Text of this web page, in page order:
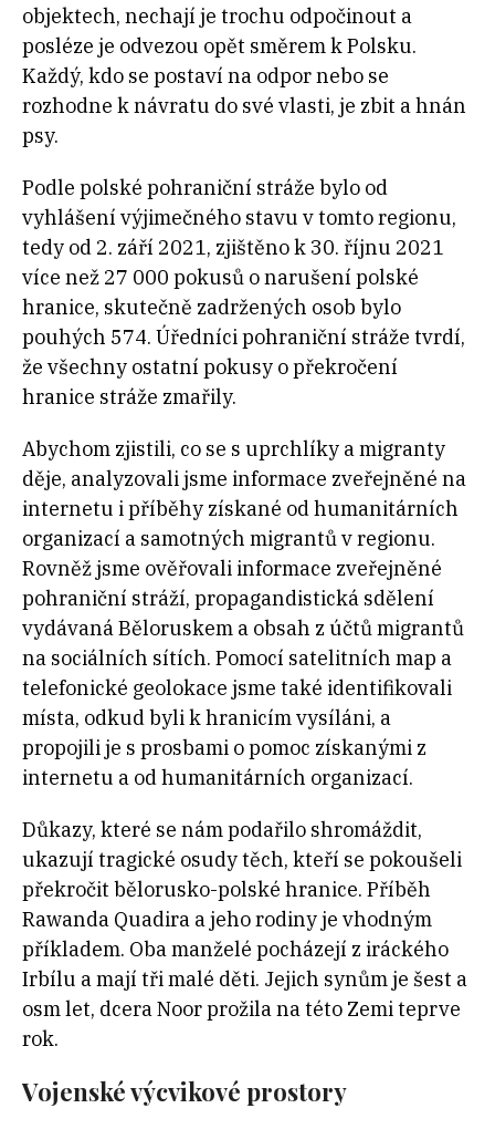
objektech, nechají je trochu odpočinout a
posléze je odvezou opět směrem k Polsku.
Každý, kdo se postaví na odpor nebo se
rozhodne k návratu do své vlasti, je zbit a hnán
psy.
Podle polské pohraniční stráže bylo od
vyhlášení výjimečného stavu v tomto regionu,
tedy od 2. září 2021, zjištěno k 30. říjnu 2021
více než 27 000 pokusů o narušení polské
hranice, skutečně zadržených osob bylo
pouhých 574. Úředníci pohraniční stráže tvrdí,
že všechny ostatní pokusy o překročení
hranice stráže zmařily.
Abychom zjistili, co se s uprchlíky a migranty
děje, analyzovali jsme informace zveřejněné na
internetu i příběhy získané od humanitárních
organizací a samotných migrantů v regionu.
Rovněž jsme ověřovali informace zveřejněné
pohraniční stráží, propagandistická sdělení
vydávaná Běloruskem a obsah z účtů migrantů
na sociálních sítích. Pomocí satelitních map a
telefonické geolokace jsme také identifikovali
místa, odkud byli k hranicím vysíláni, a
propojili je s prosbami o pomoc získanými z
internetu a od humanitárních organizací.
Důkazy, které se nám podařilo shromáždit,
ukazují tragické osudy těch, kteří se pokoušeli
překročit bělorusko-polské hranice. Příběh
Rawanda Quadira a jeho rodiny je vhodným
příkladem. Oba manželé pocházejí z iráckého
Irbílu a mají tři malé děti. Jejich synům je šest a
osm let, dcera Noor prožila na této Zemi teprve
rok.
Vojenské výcvikové prostory